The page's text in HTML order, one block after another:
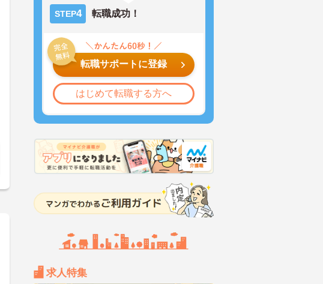
STEP4 転職成功！
転職サポートに登録
はじめて転職する方へ
求人特集